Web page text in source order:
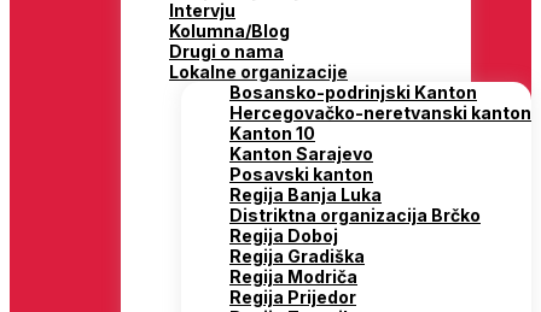
Intervju
Kolumna/Blog
Drugi o nama
Lokalne organizacije
Bosansko-podrinjski Kanton
Hercegovačko-neretvanski kanton
Kanton 10
Kanton Sarajevo
Posavski kanton
Regija Banja Luka
Distriktna organizacija Brčko
Regija Doboj
Regija Gradiška
Regija Modriča
Regija Prijedor